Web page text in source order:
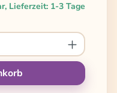
Lieferzeit: 1-3 Tage
gewünschten